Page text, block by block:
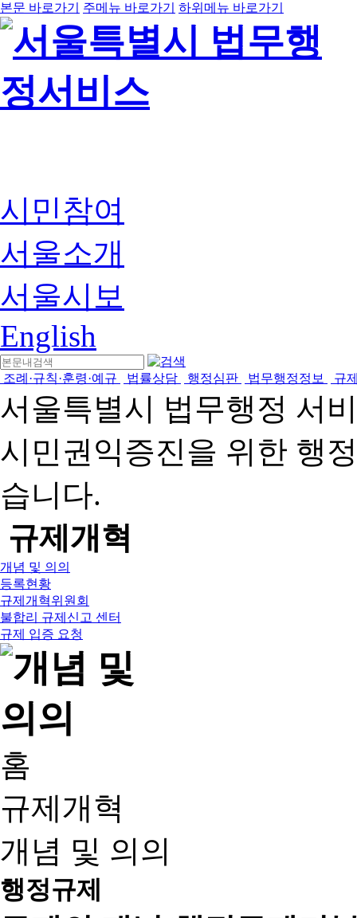
본문 바로가기 주메뉴 바로가기 하위메뉴 바로가기
시민참여
서울소개
서울시보
English
조례·규칙·훈령·예규 법률상담 행정심판 법무행정정보 규
서울특별시 법무행정 서
시민권익증진을 위한 행
습니다.
규제개혁
개념 및 의의
등록현황
규제개혁위원회
불합리 규제신고 센터
규제 입증 요청
홈
규제개혁
개념 및 의의
행정규제